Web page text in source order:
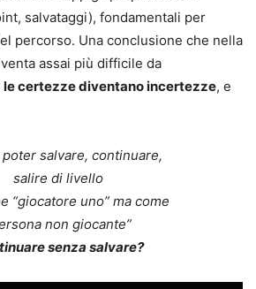
salvataggi), fondamentali per
percorso. Una conclusione che nella
assai più difficile da
le certezze diventano incertezze, e
salvare, continuare,
salire di livello
“giocatore uno” ma come
non giocante”
senza salvare?